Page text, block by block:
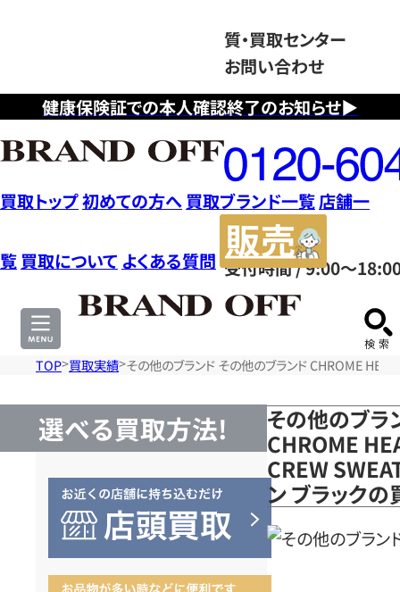
健康保険証での本人確認終了のお知らせ▶
質・買取センター
お問い合わせ
フ
リ
ー
ダ
イ
ヤ
ル
0120604117
受付時間 / 9:00～
買取トップ初めての方へ 買取ブランド一覧店舗一
覧 買取について よくある質問
サ
TOP 買取実績 その他のブランド その他のブランド CHROME
選べる買取方法!
その他のブラ
CHROME
CREW
ン ブラック